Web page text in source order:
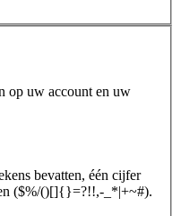
op uw account en uw
bevatten, één cijfer
($%/()[]{}=?!!,-_*|+~#).